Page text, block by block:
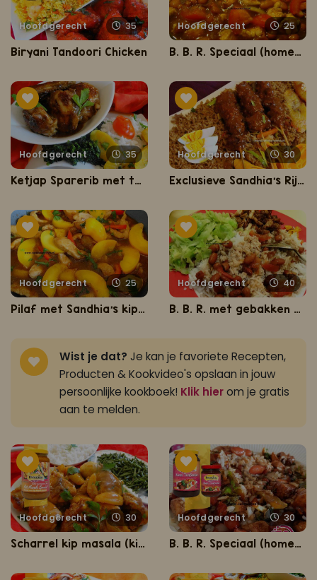
Hoofdgerecht 35
Biryani Tandoori Chicken
Hoofdgerecht 25
B. B. R. Speciaal (homemade bruine bonen met rijst, kip en zoutvlees)
Hoofdgerecht 35
Ketjap Sparerib met tajerblad en bakbanaan
Hoofdgerecht 30
Exclusieve Sandhia's Rijst Gerechten
Hoofdgerecht 25
Pilaf met Sandhia's kip en perzik
Hoofdgerecht 40
B. B. R. met gebakken ketjap kip en spitskool
Wist je dat? Je kan je favoriete Recepten,
Producten & Kookvideo's opslaan in jouw
persoonlijke kookboek! Klik hierom je gratis
aan te melden.
Hoofdgerecht 30
Scharrel kip masala (kip in masala met rijst, kousenband, aardappel en hardgekookte eieren)
Hoofdgerecht 30
B. B. R. Speciaal (homemade bruine bonen met rijst)